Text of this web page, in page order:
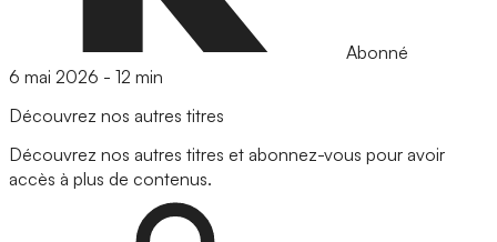
Abonné
6 mai 2026 - 12 min
Découvrez nos autres titres
Découvrez nos autres titres et abonnez-vous pour avoir
accès à plus de contenus.